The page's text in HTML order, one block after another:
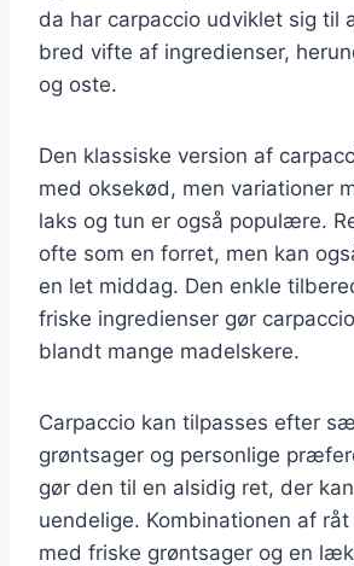
da har carpaccio udviklet sig til
bred vifte af ingredienser,
og oste.
Den klassiske version af
med oksekød, men variationer
laks og tun er også populære.
ofte som en forret, men kan
en let middag. Den enkle
friske ingredienser gør
blandt mange madelskere.
Carpaccio kan tilpasses efter
grøntsager og personlige
gør den til en alsidig ret, der
uendelige. Kombinationen af
med friske grøntsager og en